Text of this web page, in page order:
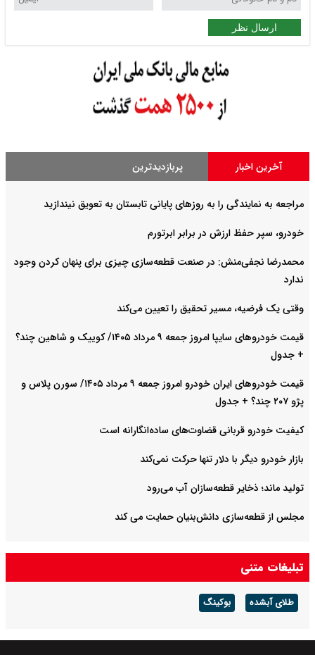
ارسال نظر
آخرین اخبار پربازدیدترین
مراجعه به نمایندگی را به روزهای پایانی تابستان به تعویق نیندازید
خودرو، سپر حفظ ارزش در برابر ابرتورم
محمدرضا نجفی‌منش: در صنعت قطعه‌سازی چیزی برای پنهان کردن وجود
ندارد
وقتی یک فرضیه، مسیر تحقیق را تعیین می‌کند
قیمت خودرو‌های سایپا امروز جمعه ۹ مرداد ۱۴۰۵/ کوییک و شاهین چند؟
+ جدول
قیمت خودرو‌های ایران خودرو امروز جمعه ۹ مرداد ۱۴۰۵/ سورن پلاس و
پژو ۲۰۷ چند؟ + جدول
کیفیت خودرو قربانی قضاوت‌های ساده‌انگارانه است
بازار خودرو دیگر با دلار تنها حرکت نمی‌کند
تولید ماند؛ ذخایر قطعه‌سازان آب می‌رود
مجلس از قطعه‌سازی دانش‌بنیان حمایت می کند
تبلیغات متنی
طلای آبشده بوکینگ